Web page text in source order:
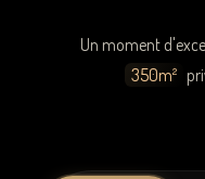
Un moment
350m²